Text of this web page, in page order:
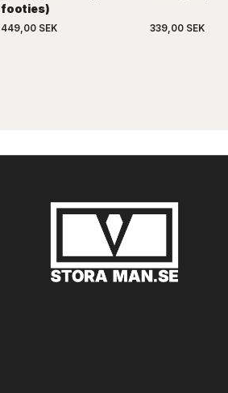
footies)
449,00 SEK 339,00 SEK